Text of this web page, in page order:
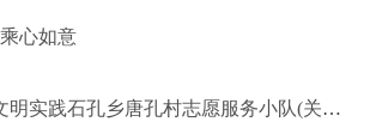
心如意
村志愿服务小队(关于蓬安县新时代文明实践石孔乡唐孔村志愿服务小队简述)